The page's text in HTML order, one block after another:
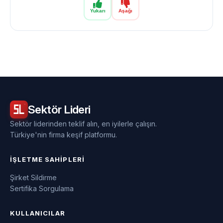
Yukarı Aşağı
Sektör Lideri
Sektör liderinden teklif alın, en iyilerle çalışın.
Türkiye'nin firma keşif platformu.
İŞLETME SAHIPLERI
Şirket Sildirme
Sertifika Sorgulama
KULLANICILAR